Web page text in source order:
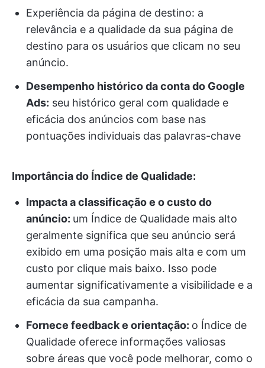
Experiência da página de destino: a
relevância e a qualidade da sua página de
destino para os usuários que clicam no seu
anúncio.
Desempenho histórico da conta do Google
Ads: seu histórico geral com qualidade e
eficácia dos anúncios com base nas
pontuações individuais das palavras-chave
Importância do Índice de Qualidade:
Impacta a classificação e o custo do
anúncio: um Índice de Qualidade mais alto
geralmente significa que seu anúncio será
exibido em uma posição mais alta e com um
custo por clique mais baixo. Isso pode
aumentar significativamente a visibilidade e a
eficácia da sua campanha.
Fornece feedback e orientação: o Índice de
Qualidade oferece informações valiosas
sobre áreas que você pode melhorar, como o